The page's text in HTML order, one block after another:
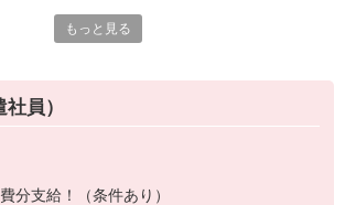
京都23区（西側）の回収を
。
なったら、
再度担当ルートへ戻ります。
帰りとなります。
もっと見る
員）
分支給！（条件あり）